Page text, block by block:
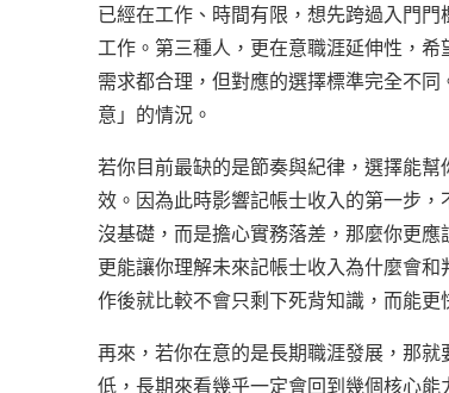
已經在工作、時間有限，想先跨過入門
工作。第三種人，更在意職涯延伸性，
需求都合理，但對應的選擇標準完全不
意」的情況。
若你目前最缺的是節奏與紀律，選擇能
效。因為此時影響記帳士收入的第一步
沒基礎，而是擔心實務落差，那麼你更
更能讓你理解未來記帳士收入為什麼會
作後就比較不會只剩下死背知識，而能更
再來，若你在意的是長期職涯發展，那
低，長期來看幾乎一定會回到幾個核心